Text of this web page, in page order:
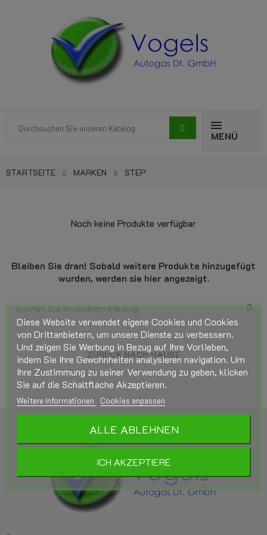
MENÜ
STARTSEITE MARKEN STEP
Noch keine Produkte verfügbar
Bleiben Sie dran! Sobald weitere Produkte hinzugefügt
wurden, werden sie hier angezeigt.
ZURÜCK NACH HAUSE
Diese Website verwendet eigene Cookies und Cookies
von Drittanbietern, um unsere Dienste zu verbessern.
Und zeigen Sie Werbung in Bezug auf Ihre Vorlieben,
indem Sie Ihre Gewohnheiten analysieren navigation. Um
Ihre Zustimmung zu seiner Verwendung zu geben, klicken
Sie auf die Schaltfläche Akzeptieren.
Weitere Informationen Cookies anpassen
ALLE ABLEHNEN
ICH AKZEPTIERE